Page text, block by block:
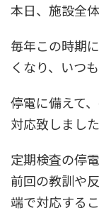
本日、施設全
毎年この時期
くなり、いつ
停電に備えて
対応致しまし
定期検査の停
前回の教訓や
端で対応する